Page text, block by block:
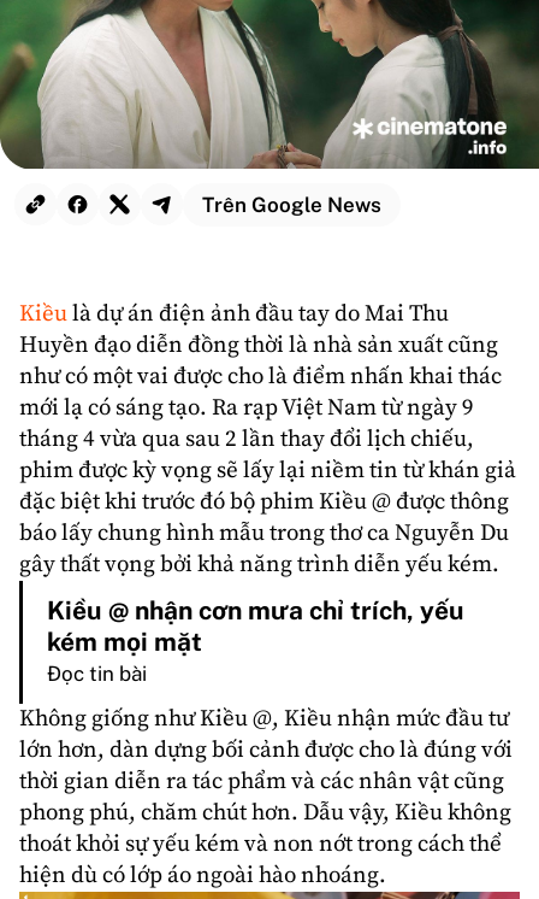
Trên Google News
Kiềulà dự án điện ảnh đầu tay doMai Thu
Huyền đạo diễn đồng thời là nhà sản xuất cũng
như có một vai được cho là điểm nhấn khai thác
mới lạ có sáng tạo. Ra rạpViệt Namtừ ngày 9
tháng 4 vừa qua sau 2 lần thay đổi lịch chiếu,
phim được kỳ vọng sẽ lấy lại niềm tin từ khán giả
đặc biệt khi trước đó bộ phim Kiều @ được thông
báo lấy chung hình mẫu trong thơ ca Nguyễn Du
gây thất vọng bởi khả năng trình diễn yếu kém.
Kiều @ nhận cơn mưa chỉ trích, yếu
kém mọi mặt
Đọc tin bài
Không giống như Kiều @, Kiềunhận mức đầu tư
lớn hơn, dàn dựng bối cảnh được cho là đúng với
thời gian diễn ra tác phẩm và các nhân vật cũng
phong phú, chăm chút hơn. Dẫu vậy, Kiều không
thoát khỏi sự yếu kém và non nớt trong cách thể
hiện dù có lớp áo ngoài hào nhoáng.